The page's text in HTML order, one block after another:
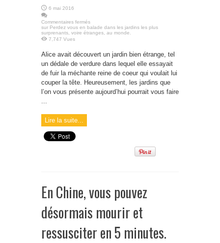
6 mai 2016
Commentaires fermés
sur Perdez vous en balade dans les jardins les plus
surprenants, voire étranges, au monde.
7,747 Vues
Alice avait découvert un jardin bien étrange, tel
un dédale de verdure dans lequel elle essayait
de fuir la méchante reine de coeur qui voulait lui
couper la tête. Heureusement, les jardins que
l’on vous présente aujourd’hui pourrait vous faire
...
Lire la suite...
En Chine, vous pouvez
désormais mourir et
ressusciter en 5 minutes.